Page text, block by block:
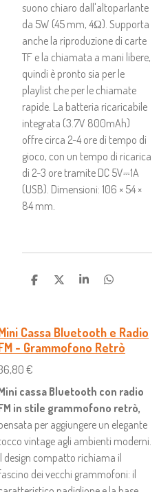
suono chiaro dall'altoparlante
da 5W (45 mm, 4Ω). Supporta
anche la riproduzione di carte
TF e la chiamata a mani libere,
quindi è pronto sia per le
playlist che per le chiamate
rapide. La batteria ricaricabile
integrata (3.7V 800mAh)
offre circa 2-4 ore di tempo di
gioco, con un tempo di ricarica
di 2-3 ore tramite DC 5V⎓1A
(USB). Dimensioni: 106 × 54 ×
84 mm.
C
V
I
C
I
V
I
C
V
I
C
V
I
Cassa Bluetooth e Radio
- Grammofono Retrò
€
cassa Bluetooth con radio
in stile grammofono retrò,
per aggiungere un elegante
vintage agli ambienti moderni.
design compatto richiama il
dei vecchi grammofoni: il